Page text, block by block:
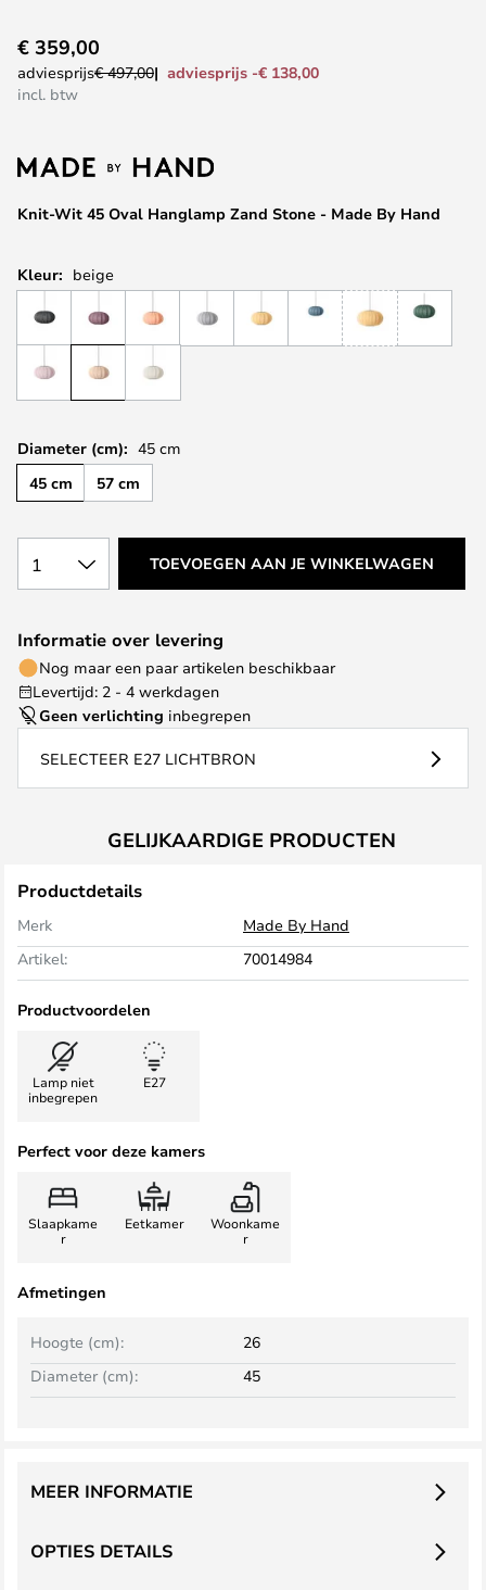
naar
het
de
gallerij
Knit-Wit 45 Oval Hanglamp Zand Stone - Made By Hand
€ 359,00
adviesprijs€ 497,00
adviesprijs -€ 138,00
incl. btw
Kleur: beige
Diameter (cm): 45 cm
45 cm
57 cm
1 TOEVOEGEN AAN JE WINKELWAGEN
Informatie over levering
Nog maar een paar artikelen beschikbaar
Levertijd: 2 - 4 werkdagen
Geen verlichting inbegrepen
SELECTEER E27 LICHTBRON
GELIJKAARDIGE PRODUCTEN
Productdetails
Merk
Made By Hand
Artikel:
70014984
Productvoordelen
Lamp niet
inbegrepen
E27
Perfect voor deze kamers
Slaapkame
r
Eetkamer
Woonkame
r
Afmetingen
Hoogte (cm):
26
Diameter (cm):
45
OPTIES DETAILS
MEER INFORMATIE